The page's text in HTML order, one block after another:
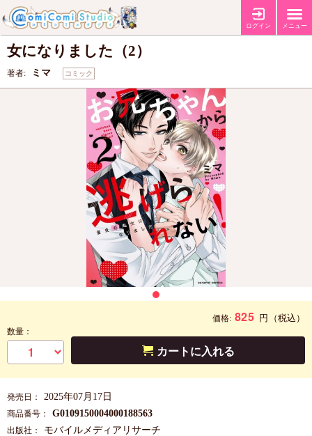
ログイン メニュー
お兄ちゃんから逃げられない！～童貞非処
女になりました（2）
著者: ミマ コミック
価格: 825 円 （税込）
数量：
カートに入れる
発売日： 2025年07月17日
商品番号： G0109150004000188563
出版社： モバイルメディアリサーチ